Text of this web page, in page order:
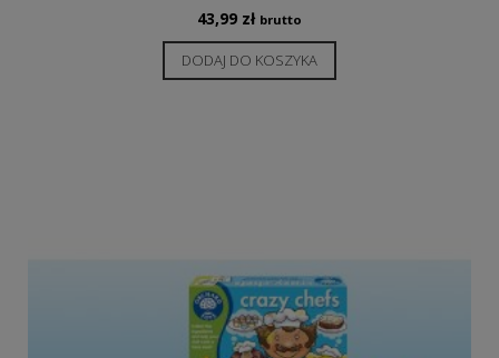
43,99 zł brutto
DODAJ DO KOSZYKA